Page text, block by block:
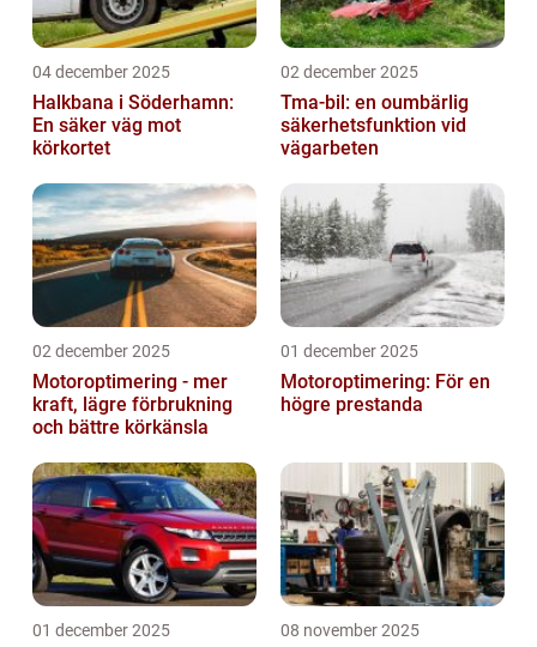
04 december 2025
Halkbana i Söderhamn:
En säker väg mot
körkortet
02 december 2025
Tma-bil: en oumbärlig
säkerhetsfunktion vid
vägarbeten
02 december 2025
Motoroptimering - mer
kraft, lägre förbrukning
och bättre körkänsla
01 december 2025
Motoroptimering: För en
högre prestanda
01 december 2025 08 november 2025